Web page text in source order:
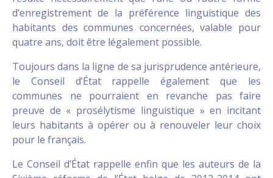
d’enregistrement de la préférence linguistique des
habitants des communes concernées, valable pour
quatre ans, doit être légalement possible.
Toujours dans la ligne de sa jurisprudence antérieure,
le Conseil d’État rappelle également que les
communes ne pourraient en revanche pas faire
preuve de « prosélytisme linguistique » en incitant
leurs habitants à opérer ou à renouveler leur choix
pour le français.
Le Conseil d’État rappelle enfin que les auteurs de la